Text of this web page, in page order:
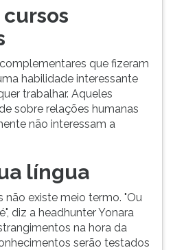
cursos
que fizeram
habilidade interessante
trabalhar. Aqueles
sobre relações humanas
não interessam a
língua
não existe meio termo. "Ou
diz a headhunter Yonara
na hora da
serão testados